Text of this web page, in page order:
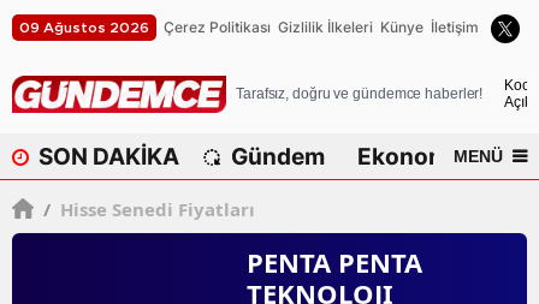
09 Ağustos 2026 Çerez Politikası Gizlilik İlkeleri Künye İletişim
Tarafsız, doğru ve gündemce haberler!
Açık
SON DAKİKA Gündem Ekonomi MENÜ
/ Hisse Senedi Fiyatları
PENTA PENTA
TEKNOLOJI